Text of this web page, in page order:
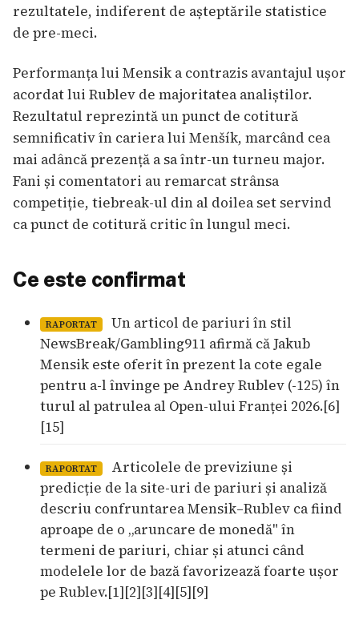
rezultatele, indiferent de așteptările statistice
de pre-meci.
Performanța lui Mensik a contrazis avantajul ușor
acordat lui Rublev de majoritatea analiștilor.
Rezultatul reprezintă un punct de cotitură
semnificativ în cariera lui Menšík, marcând cea
mai adâncă prezență a sa într-un turneu major.
Fani și comentatori au remarcat strânsa
competiție, tiebreak-ul din al doilea set servind
ca punct de cotitură critic în lungul meci.
Ce este confirmat
RAPORTAT
Un articol de pariuri în stil
NewsBreak/Gambling911 afirmă că Jakub
Mensik este oferit în prezent la cote egale
pentru a-l învinge pe Andrey Rublev (-125) în
turul al patrulea al Open-ului Franței 2026.[6]
[15]
RAPORTAT
Articolele de previziune și
predicție de la site-uri de pariuri și analiză
descriu confruntarea Mensik–Rublev ca fiind
aproape de o „aruncare de monedă" în
termeni de pariuri, chiar și atunci când
modelele lor de bază favorizează foarte ușor
pe Rublev.[1][2][3][4][5][9]